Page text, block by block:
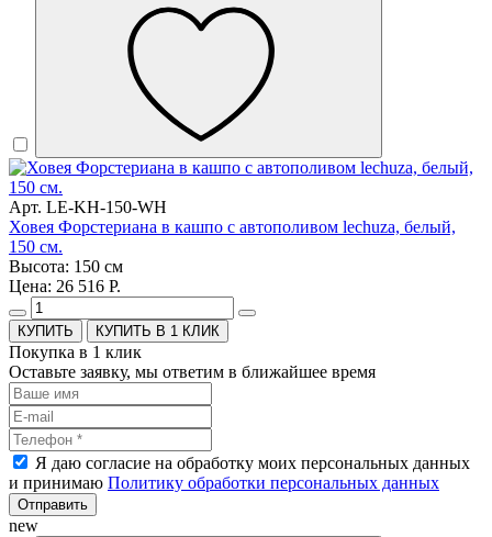
Арт. LE-KH-150-WH
Ховея Форстериана в кашпо с автополивом lechuza, белый,
150 см.
Высота: 150 см
Цена: 26 516 Р.
КУПИТЬ В 1 КЛИК
Покупка в 1 клик
Оставьте заявку, мы ответим в ближайшее время
Я даю согласие на обработку моих персональных данных
и принимаю Политику обработки персональных данных
Отправить
new